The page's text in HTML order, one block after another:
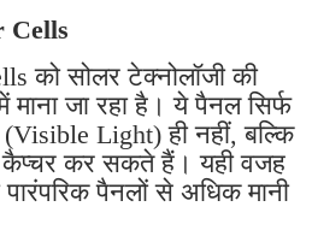
Cells
को सोलर टेक्नोलॉजी की
जा रहा है। ये पैनल सिर्फ
(Visible Light) ही नहीं, बल्कि
कैप्चर कर सकते हैं। यही वजह
पैनलों से अधिक मानी